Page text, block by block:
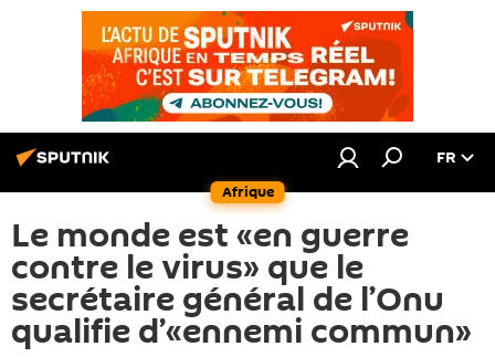
Afrique
FR
Le monde est «en guerre
contre le virus» que le
secrétaire général de l’Onu
qualifie d’«ennemi commun»